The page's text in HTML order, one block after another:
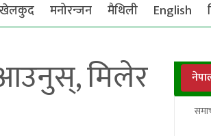
खेलकुद मनोरन्जन मैथिली English
आउनुस्, मिलेर